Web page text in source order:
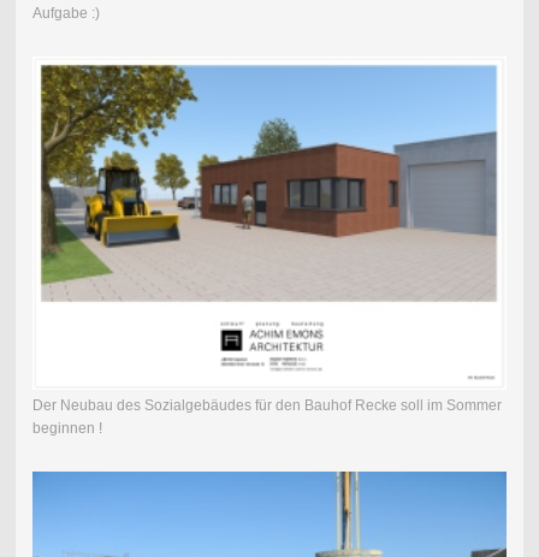
Aufgabe :)
Der Neubau des Sozialgebäudes für den Bauhof Recke soll im Sommer
beginnen !